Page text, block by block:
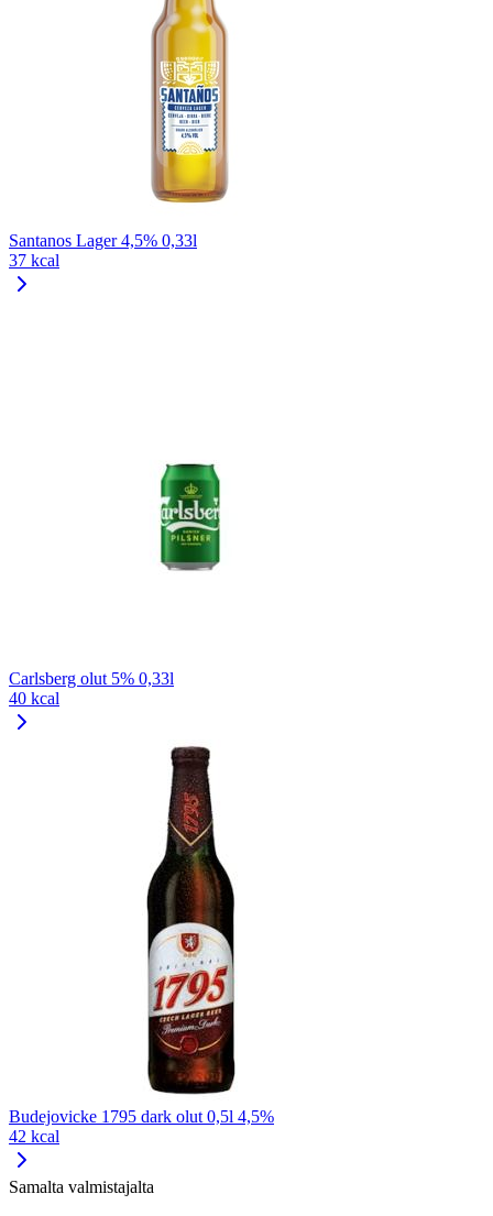
Santanos Lager 4,5% 0,33l
37 kcal
Carlsberg olut 5% 0,33l
40 kcal
Budejovicke 1795 dark olut 0,5l 4,5%
42 kcal
Samalta valmistajalta